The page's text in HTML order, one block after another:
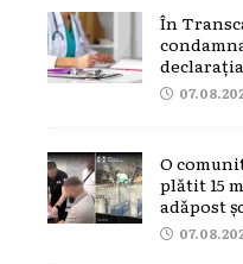
În
O
plătit 15
adăpost